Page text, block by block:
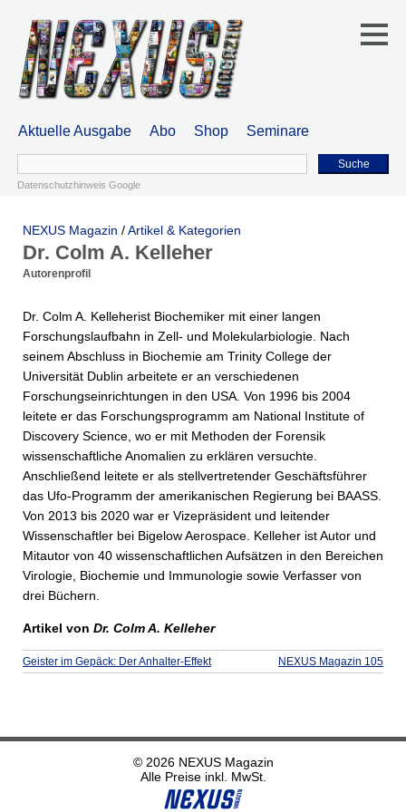
Aktuelle Ausgabe Abo Shop Seminare
Suche
Datenschutzhinweis Google
NEXUS Magazin /Artikel & Kategorien
Dr. Colm A. Kelleher
Autorenprofil
Dr. Colm A. Kelleherist Biochemiker mit einer langen
Forschungslaufbahn in Zell- und Molekularbiologie. Nach
seinem Abschluss in Biochemie am Trinity College der
Universität Dublin arbeitete er an verschiedenen
Forschungseinrichtungen in den USA. Von 1996 bis 2004
leitete er das Forschungsprogramm am National Institute of
Discovery Science, wo er mit Methoden der Forensik
wissenschaftliche Anomalien zu erklären versuchte.
Anschließend leitete er als stellvertretender Geschäftsführer
das Ufo-Programm der amerikanischen Regierung bei BAASS.
Von 2013 bis 2020 war er Vizepräsident und leitender
Wissenschaftler bei Bigelow Aerospace. Kelleher ist Autor und
Mitautor von 40 wissenschaftlichen Aufsätzen in den Bereichen
Virologie, Biochemie und Immunologie sowie Verfasser von
drei Büchern.
Artikel von Dr. Colm A. Kelleher
Geister im Gepäck: Der Anhalter-Effekt NEXUS Magazin 105
© 2026 NEXUS Magazin
Alle Preise inkl. MwSt.